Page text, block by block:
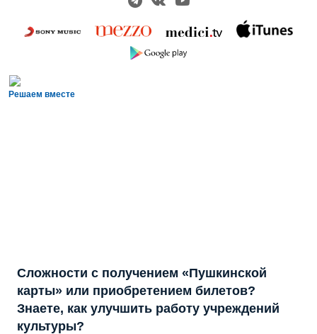
Решаем вместе
Сложности с получением «Пушкинской
карты» или приобретением билетов?
Знаете, как улучшить работу учреждений
культуры?